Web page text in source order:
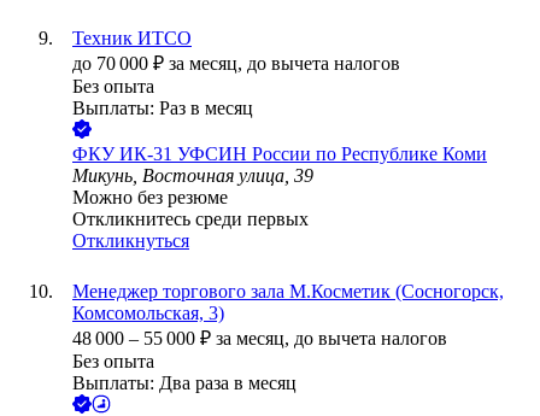
Техник ИТСО
до 70 000 ₽ за месяц, до вычета налогов
Без опыта
Выплаты: Раз в месяц
ФКУ ИК-31 УФСИН России по Республике Коми
Микунь, Восточная улица, 39
Можно без резюме
Откликнитесь среди первых
Откликнуться
Менеджер торгового зала М.Косметик (Сосногорск,
Комсомольская, 3)
48 000 – 55 000 ₽ за месяц, до вычета налогов
Без опыта
Выплаты: Два раза в месяц